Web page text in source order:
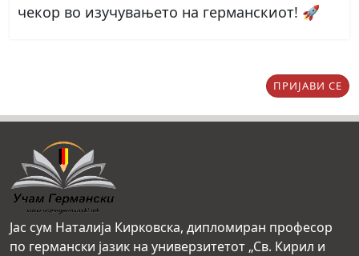
чекор во изучувањето на германскиот! 🚀
ПРИЈАВИ СЕ
Јас сум Наталија Кирковска, дипломиран професор
по германски јазик на универзитетот „Св. Кирил и